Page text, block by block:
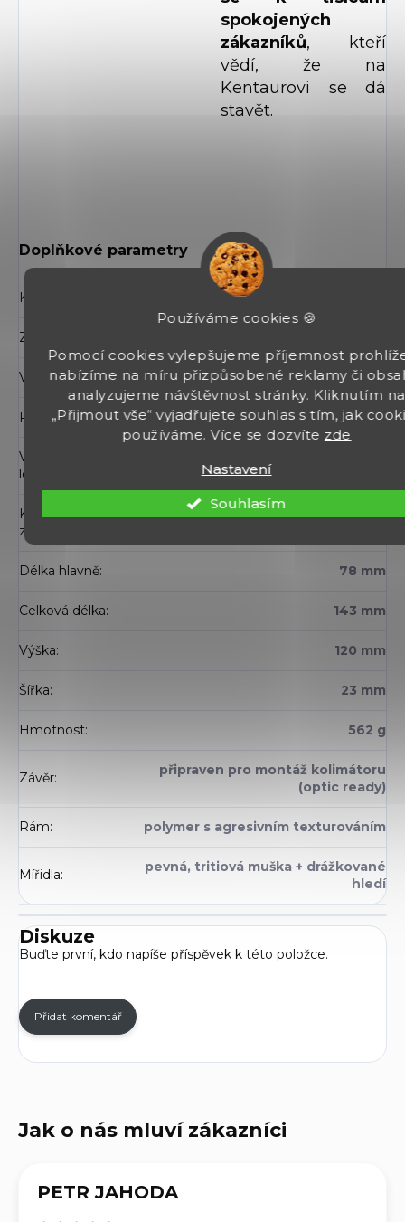
Používáme cookies 🍪
Pomocí cookies vylepšujeme příjemnost
nabízíme na míru přizpůsobené reklamy či
analyzujeme návštěvnost stránky. Kliknutím na
„Přijmout vše“ vyjadřujete souhlas s tím, jak
používáme. Více se dozvíte zde
Nastavení
Souhlasím
spokojených
zákazníků, kteří
vědí, že na
Kentaurovi se dá
stavět.
Doplňkové parametry
Kategorie
Záruka
Velikost: Sub compact
Ráže : 9mm Luger
Vhodné pro
leváky
Kapacita
zásobníku
6 nebo 8 nábojů
Délka hlavně: 78 mm
Celková délka: 143 mm
Výška: 120 mm
Šířka: 23 mm
Hmotnost: 562 g
Závěr:
připraven pro montáž kolimátoru
(optic ready)
Rám: polymer s agresivním texturováním
Mířidla:
pevná, tritiová muška + drážkované
hledí
Diskuze
Buďte první, kdo napíše příspěvek k této položce.
Přidat komentář
PETR JAHODA